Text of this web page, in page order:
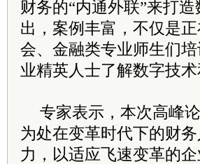
财务的“内通外联”来打
出，案例丰富，不仅是
会、金融类专业师生们
业精英人士了解数字技
专家表示，本次高峰
为处在变革时代下的财
力，以适应飞速变革的